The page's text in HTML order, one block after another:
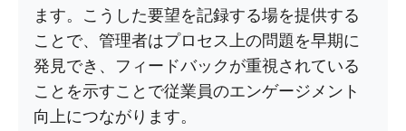
ます。こうした要望を記録する場を提供する
ことで、管理者はプロセス上の問題を早期に
発見でき、フィードバックが重視されている
ことを示すことで従業員のエンゲージメント
向上につながります。